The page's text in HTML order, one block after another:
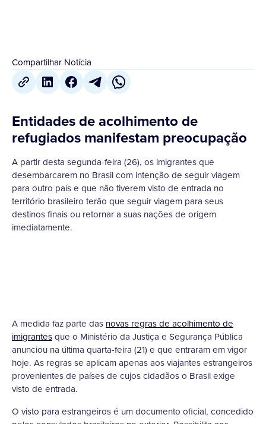
Compartilhar Notícia
Entidades de acolhimento de
refugiados manifestam preocupação
A partir desta segunda-feira (26), os imigrantes que
desembarcarem no Brasil com intenção de seguir viagem
para outro país e que não tiverem visto de entrada no
território brasileiro terão que seguir viagem para seus
destinos finais ou retornar a suas nações de origem
imediatamente.
A medida faz parte das novas regras de acolhimento de
imigrantesque o Ministério da Justiça e Segurança Pública
anunciou na última quarta-feira (21) e que entraram em vigor
hoje. As regras se aplicam apenas aos viajantes estrangeiros
provenientes de países de cujos cidadãos o Brasil exige
visto de entrada.
O visto para estrangeiros é um documento oficial, concedido